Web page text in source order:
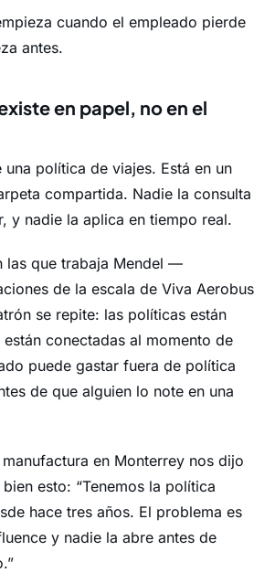
cuando el empleado pierde
antes.
en papel, no en el
una política de viajes. Está en un
compartida. Nadie la consulta
y nadie la aplica en tiempo real.
las que trabaja Mendel —
de la escala de Viva Aerobus
se repite: las políticas están
conectadas al momento de
puede gastar fuera de política
de que alguien lo note en una
en Monterrey nos dijo
esto: “Tenemos la política
hace tres años. El problema es
y nadie la abre antes de